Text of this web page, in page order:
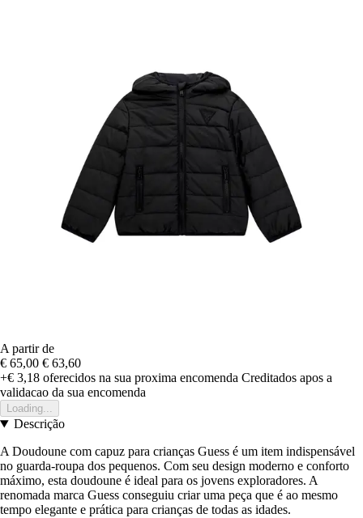
A partir de
€ 65,00 € 63,60
+€ 3,18 oferecidos na sua proxima encomenda Creditados apos a
validacao da sua encomenda
Loading...
Descrição
A Doudoune com capuz para crianças Guess é um item indispensável
no guarda-roupa dos pequenos. Com seu design moderno e conforto
máximo, esta doudoune é ideal para os jovens exploradores. A
renomada marca Guess conseguiu criar uma peça que é ao mesmo
tempo elegante e prática para crianças de todas as idades.